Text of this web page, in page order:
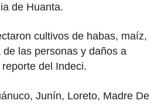
de Huanta.
cultivos de habas, maíz,
las personas y daños a
del Indeci.
Junín, Loreto, Madre De